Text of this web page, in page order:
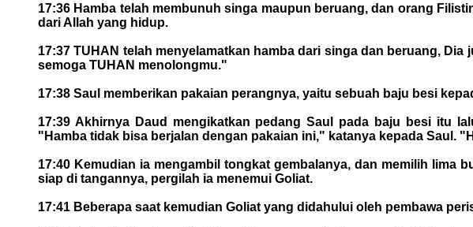
17:36 Hamba telah membunuh singa maupun beruang, dan orang
dari Allah yang hidup.
17:37 TUHAN telah menyelamatkan hamba dari singa dan beruang,
semoga TUHAN menolongmu."
17:38 Saul memberikan pakaian perangnya, yaitu sebuah baju besi
17:39 Akhirnya Daud mengikatkan pedang Saul pada baju besi itu
"Hamba tidak bisa berjalan dengan pakaian ini," katanya kepada Saul.
17:40 Kemudian ia mengambil tongkat gembalanya, dan memilih lima
siap di tangannya, pergilah ia menemui Goliat.
17:41 Beberapa saat kemudian Goliat yang didahului oleh pembawa